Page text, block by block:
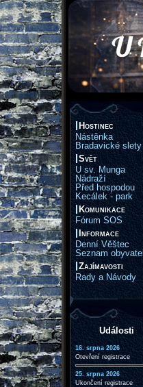
Hostinec
Nástěnka
Bradavické slety
Svět
U sv. Munga
Nádraží
Před hospodou
Kecálek - park
Komunikace
Fórum SOS
Informace
Denní Věštec
Seznam obyvatel
Zajímavosti
Rady a Návody
Události
16. srpna 2026
Otevření registrace
25. srpna 2026
Ukončení registrace